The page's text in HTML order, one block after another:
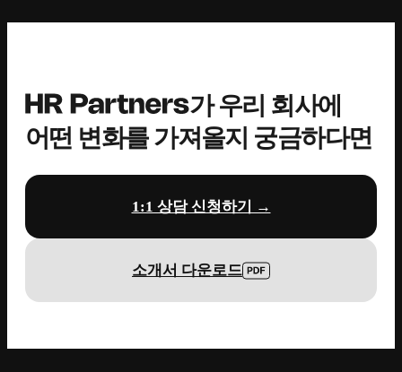
가 우리 회사에
어떤 변화를 가져올지 궁금하다면
1:1 상담 신청하기 →
소개서 다운로드